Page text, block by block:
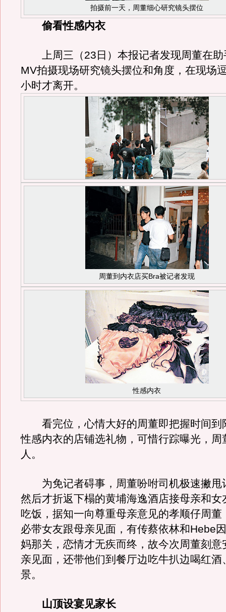
拍摄前一天，周董细心研究镜头摆位
偷看性感内衣
上周三（23日）本报记者发现周董在助
MV拍摄现场研究镜头摆位和角度，在现场
小时才离开。
周董到内衣店买Bra被记者发现
性感内衣
看完位，心情大好的周董即把握时间到
性感内衣的店铺选礼物，可惜行踪曝光，周
人。
为免记者碍事，周董吩咐司机极速撇甩
然后才折返下榻的黄埔海逸酒店接母亲和女
吃饭，据知一向尊重母亲意见的孝顺仔周董
必带女友跟母亲见面，有传蔡依林和Hebe
妈那关，恋情才无疾而终，故今次周董刻意
亲见面，还带他们到餐厅边吃牛扒边喝红酒
景。
山顶设宴见家长